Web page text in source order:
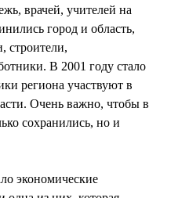
врачей, учителей на
город и область,
строители,
В 2001 году стало
региона участвуют в
Очень важно, чтобы в
сохранились, но и
экономические